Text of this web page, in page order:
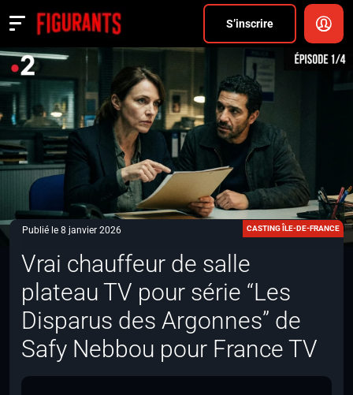
S’inscrire
Actualités
ANNONCER
FAQ
S’inscrire
CONNEXION
Publié le 8 janvier 2026 CASTING ÎLE-DE-FRANCE
Vrai chauffeur de salle
plateau TV pour série “Les
Disparus des Argonnes” de
Safy Nebbou pour France TV